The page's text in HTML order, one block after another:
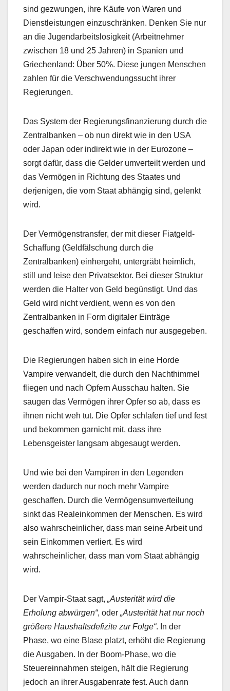
sind gezwungen, ihre Käufe von Waren und
Dienstleistungen einzuschränken. Denken Sie nur
an die Jugendarbeitslosigkeit (Arbeitnehmer
zwischen 18 und 25 Jahren) in Spanien und
Griechenland: Über 50%. Diese jungen Menschen
zahlen für die Verschwendungssucht ihrer
Regierungen.
Das System der Regierungsfinanzierung durch die
Zentralbanken – ob nun direkt wie in den USA
oder Japan oder indirekt wie in der Eurozone –
sorgt dafür, dass die Gelder umverteilt werden und
das Vermögen in Richtung des Staates und
derjenigen, die vom Staat abhängig sind, gelenkt
wird.
Der Vermögenstransfer, der mit dieser Fiatgeld-
Schaffung (Geldfälschung durch die
Zentralbanken) einhergeht, untergräbt heimlich,
still und leise den Privatsektor. Bei dieser Struktur
werden die Halter von Geld begünstigt. Und das
Geld wird nicht verdient, wenn es von den
Zentralbanken in Form digitaler Einträge
geschaffen wird, sondern einfach nur ausgegeben.
Die Regierungen haben sich in eine Horde
Vampire verwandelt, die durch den Nachthimmel
fliegen und nach Opfern Ausschau halten. Sie
saugen das Vermögen ihrer Opfer so ab, dass es
ihnen nicht weh tut. Die Opfer schlafen tief und fest
und bekommen garnicht mit, dass ihre
Lebensgeister langsam abgesaugt werden.
Und wie bei den Vampiren in den Legenden
werden dadurch nur noch mehr Vampire
geschaffen. Durch die Vermögensumverteilung
sinkt das Realeinkommen der Menschen. Es wird
also wahrscheinlicher, dass man seine Arbeit und
sein Einkommen verliert. Es wird
wahrscheinlicher, dass man vom Staat abhängig
wird.
Der Vampir-Staat sagt, „Austerität wird die
Erholung abwürgen“, oder „Austerität hat nur noch
größere Haushaltsdefizite zur Folge“. In der
Phase, wo eine Blase platzt, erhöht die Regierung
die Ausgaben. In der Boom-Phase, wo die
Steuereinnahmen steigen, hält die Regierung
jedoch an ihrer Ausgabenrate fest. Auch dann